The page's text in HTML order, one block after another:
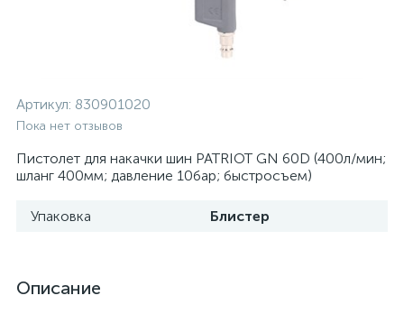
Артикул: 830901020
Пока нет отзывов
Пистолет для накачки шин PATRIOT GN 60D (400л/мин;
шланг 400мм; давление 10бар; быстросъем)
Упаковка Блистер
Описание